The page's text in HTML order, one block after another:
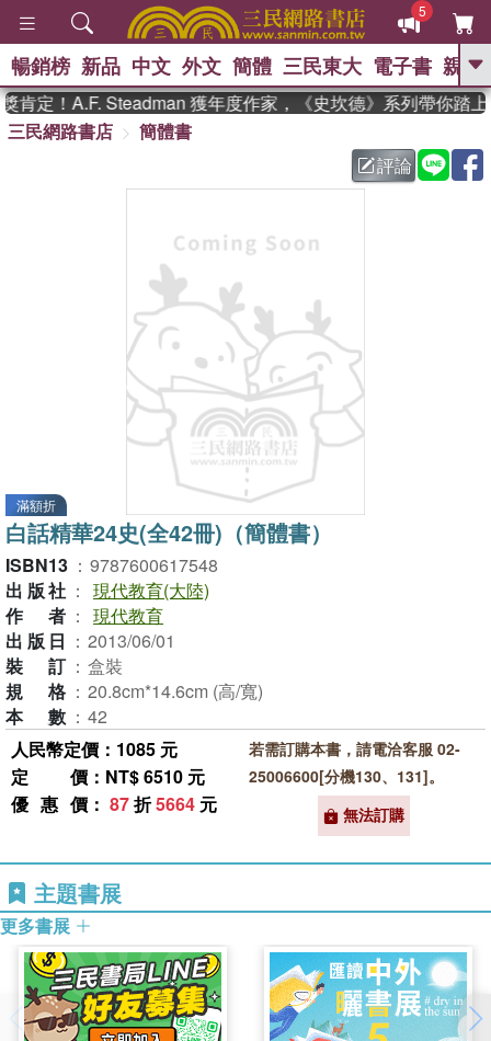
5
GO
父親節 、 如果歷
暑期推薦 、 國際布克
偉大的迷走神經
暢銷榜 新品 中文 外文 簡體 三民東大 電子書 親子
定！A.F. Steadman 獲年度作家，《史坎德》系列帶你踏上
三民網路書店
簡體書
評論
滿額折
白話精華24史(全42冊)（簡體書）
ISBN13 ： 9787600617548
出版社 ： 現代教育(大陸)
作者 ： 現代教育
出版日 ： 2013/06/01
裝訂 ： 盒裝
規格 ： 20.8cm*14.6cm (高/寬)
本數 ： 42
人民幣定價：1085 元
定價 ：NT$ 6510 元
優惠價 ： 87折5664 元
若需訂購本書，請電洽客服 02-
25006600[分機130、131]。
無法訂購
主題書展
更多書展